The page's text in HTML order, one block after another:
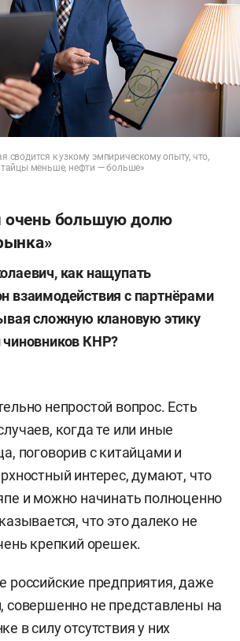
сводится к узкому эмпирическому опыту, что,
меньше, нефти — больше»
большую долю
как нащупать
взаимодействия с партнёрами
сложную клановую этику
КНР?
непростой вопрос. Есть
когда те или иные
поговорив с китайцами и
интерес, думают, что
и можно начинать полноценно
что это далеко не
крепкий орешек.
российские предприятия, даже
совершенно не представлены на
в силу отсутствия у них